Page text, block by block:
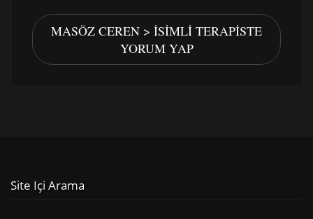
MASÖZ CEREN > İSIMLI TERAPISTE
YORUM YAP
Site Içi Arama